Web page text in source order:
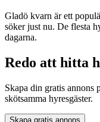
Gladö kvarn är ett
söker just nu. De flesta
dagarna.
Redo att hitta
Skapa din gratis annons
skötsamma hyresgäster.
Skapa gratis annons